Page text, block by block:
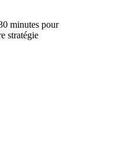
minutes pour
stratégie